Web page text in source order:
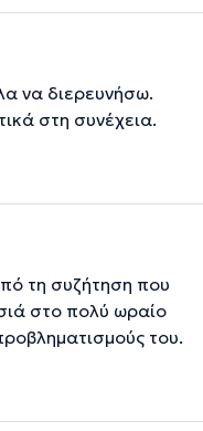
να διερευνήσω.
στη συνέχεια.
τη συζήτηση που
στο πολύ ωραίο
του.